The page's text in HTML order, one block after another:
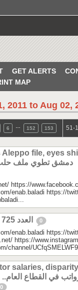
GET ALERTS
MAP
2011 to Aug 02,
6 152 153 51-
Aleppo file, eyes
https://
enab.baladi https://
0
enab.baladi https://
https://
channel/
salaries, disparity
0